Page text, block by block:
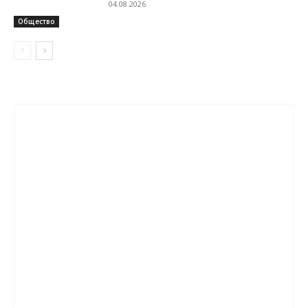
Общество
04.08.2026